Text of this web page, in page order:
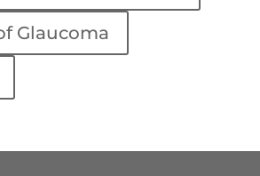
Glaucoma